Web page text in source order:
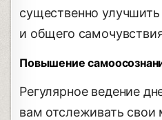
существенно
и общего
Повышение
Регулярное ведение
вам отслеживать